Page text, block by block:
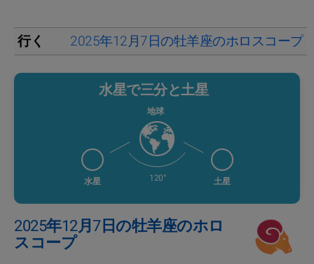
行く 2025年12月7日の牡羊座のホロスコープ
水星で三分と土星
地球
水星 土星
120°
2025年12月7日の牡羊座のホロ
スコープ